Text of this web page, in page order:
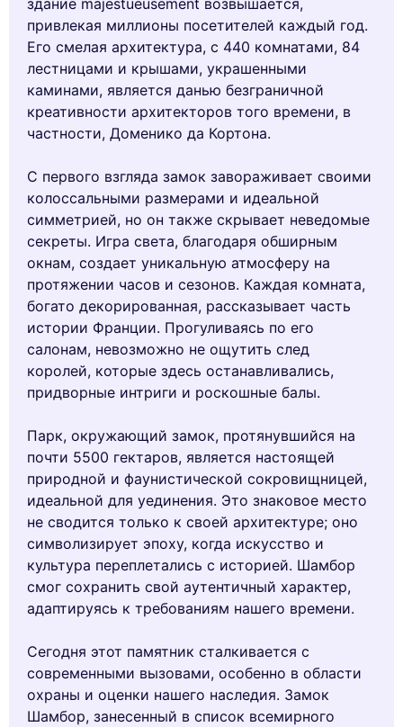
привлекая миллионы посетителей каждый год.
Его смелая архитектура, с 440 комнатами, 84
лестницами и крышами, украшенными
каминами, является данью безграничной
креативности архитекторов того времени, в
частности, Доменико да Кортона.
С первого взгляда замок завораживает своими
колоссальными размерами и идеальной
симметрией, но он также скрывает неведомые
секреты. Игра света, благодаря обширным
окнам, создает уникальную атмосферу на
протяжении часов и сезонов. Каждая комната,
богато декорированная, рассказывает часть
истории Франции. Прогуливаясь по его
салонам, невозможно не ощутить след
королей, которые здесь останавливались,
придворные интриги и роскошные балы.
Парк, окружающий замок, протянувшийся на
почти 5500 гектаров, является настоящей
природной и фаунистической сокровищницей,
идеальной для уединения. Это знаковое место
не сводится только к своей архитектуре; оно
символизирует эпоху, когда искусство и
культура переплетались с историей. Шамбор
смог сохранить свой аутентичный характер,
адаптируясь к требованиям нашего времени.
Сегодня этот памятник сталкивается с
современными вызовами, особенно в области
охраны и оценки нашего наследия. Замок
Шамбор, занесенный в список всемирного